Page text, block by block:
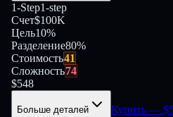
1-Step1-step
Счет$100K
Цель10%
Разделение80%
Стоимость41
Сложность74
$548
Больше деталей Купить — $